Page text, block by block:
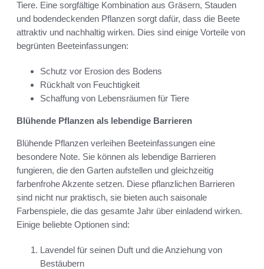
Tiere. Eine sorgfältige Kombination aus Gräsern, Stauden
und bodendeckenden Pflanzen sorgt dafür, dass die Beete
attraktiv und nachhaltig wirken. Dies sind einige Vorteile von
begrünten Beeteinfassungen:
Schutz vor Erosion des Bodens
Rückhalt von Feuchtigkeit
Schaffung von Lebensräumen für Tiere
Blühende Pflanzen als lebendige Barrieren
Blühende Pflanzen verleihen Beeteinfassungen eine
besondere Note. Sie können als lebendige Barrieren
fungieren, die den Garten aufstellen und gleichzeitig
farbenfrohe Akzente setzen. Diese pflanzlichen Barrieren
sind nicht nur praktisch, sie bieten auch saisonale
Farbenspiele, die das gesamte Jahr über einladend wirken.
Einige beliebte Optionen sind:
Lavendel für seinen Duft und die Anziehung von
Bestäubern